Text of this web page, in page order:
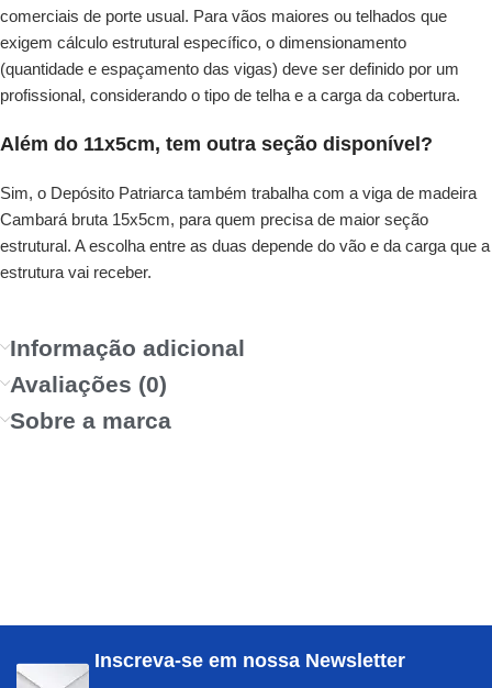
comerciais de porte usual. Para vãos maiores ou telhados que
exigem cálculo estrutural específico, o dimensionamento
(quantidade e espaçamento das vigas) deve ser definido por um
profissional, considerando o tipo de telha e a carga da cobertura.
Além do 11x5cm, tem outra seção disponível?
Sim, o Depósito Patriarca também trabalha com a viga de madeira
Cambará bruta 15x5cm, para quem precisa de maior seção
estrutural. A escolha entre as duas depende do vão e da carga que a
estrutura vai receber.
Informação adicional
Avaliações (0)
Sobre a marca
Inscreva-se em nossa Newsletter